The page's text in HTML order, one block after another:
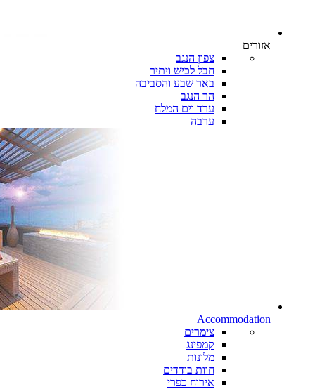
אזורים
צפון הנגב
חבל לכיש ויתיר
באר שבע והסביבה
הר הנגב
ערד וים המלח
ערבה
Accommodation
צימרים
קמפינג
מלונות
חוות בודדים
אירוח כפרי